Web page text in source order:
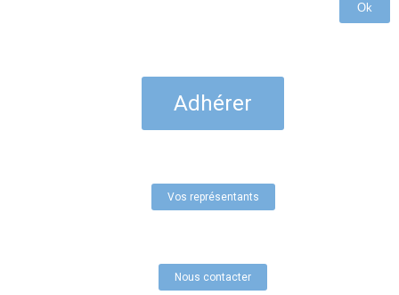
Ok
Adhérer
Vos représentants
Nous contacter